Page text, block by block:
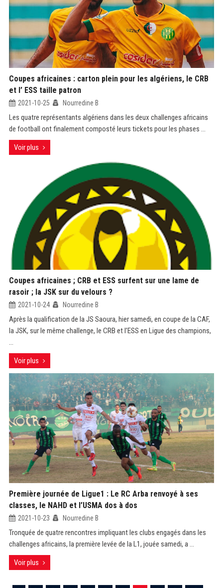
Coupes africaines : carton plein pour les algériens, le CRB
et l’ ESS taille patron
2021-10-25 Nourredine B
Les quatre représentants algériens dans les deux challenges africains
de football ont finalement composté leurs tickets pour les phases ...
Voir plus
Coupes africaines ; CRB et ESS surfent sur une lame de
rasoir ; la JSK sur du velours ?
2021-10-24 Nourredine B
Après la qualification de la JS Saoura, hier samedi, en coupe de la CAF,
la JSK, sur le même challenge, le CRB et l’ESS en Ligue des champions,
...
Voir plus
Première journée de Ligue1 : Le RC Arba renvoyé à ses
classes, le NAHD et l’USMA dos à dos
2021-10-23 Nourredine B
Tronquée de quatre rencontres impliquant les clubs engagés dans les
challenges africains, la première levée de la L1, jouée samedi, a ...
Voir plus